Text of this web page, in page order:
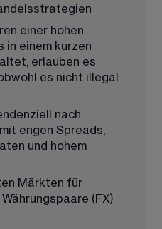
einer hohen
in einem kurzen
erlauben es
es nicht illegal
nach
engen Spreads,
und hohem
Märkten für
(FX)